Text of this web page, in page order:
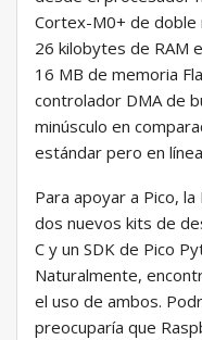
Cortex-M0+ de doble
26 kilobytes de RAM
16 MB de memoria
controlador DMA de
minúsculo en
estándar pero en
Para apoyar a Pico,
dos nuevos kits de
C y un SDK de Pico
Naturalmente,
el uso de ambos.
preocuparía que